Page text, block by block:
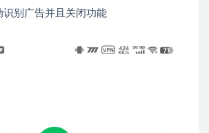
识别广告并且关闭功能